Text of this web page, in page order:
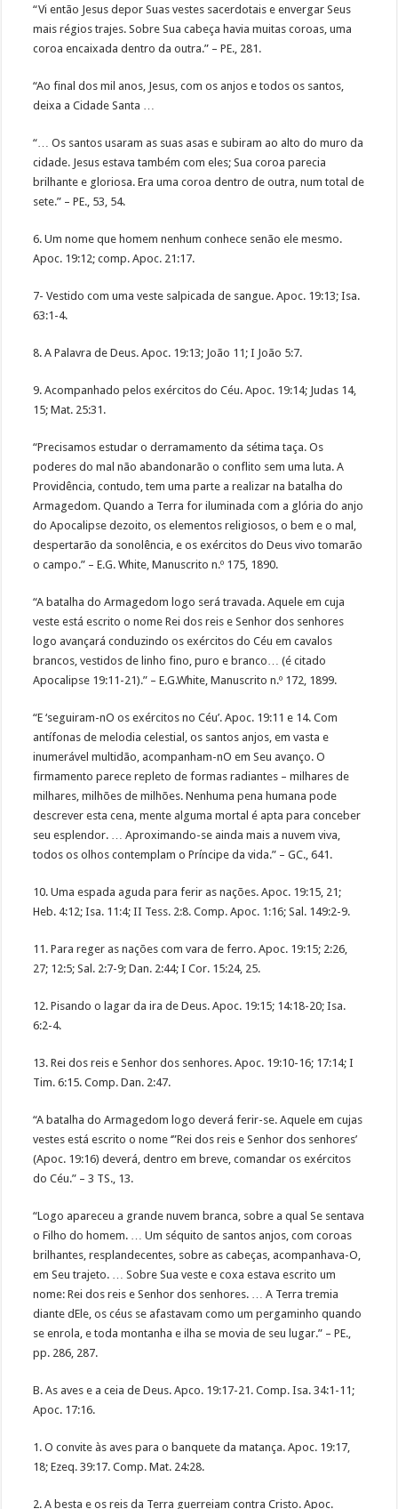
“Vi então Jesus depor Suas vestes sacerdotais e envergar Seus
mais régios trajes. Sobre Sua cabeça havia muitas coroas, uma
coroa encaixada dentro da outra.” – PE., 281.
“Ao final dos mil anos, Jesus, com os anjos e todos os santos,
deixa a Cidade Santa …
“… Os santos usaram as suas asas e subiram ao alto do muro da
cidade. Jesus estava também com eles; Sua coroa parecia
brilhante e gloriosa. Era uma coroa dentro de outra, num total de
sete.” – PE., 53, 54.
6. Um nome que homem nenhum conhece senão ele mesmo.
Apoc. 19:12; comp. Apoc. 21:17.
7- Vestido com uma veste salpicada de sangue. Apoc. 19:13; Isa.
63:1-4.
8. A Palavra de Deus. Apoc. 19:13; João 11; I João 5:7.
9. Acompanhado pelos exércitos do Céu. Apoc. 19:14; Judas 14,
15; Mat. 25:31.
“Precisamos estudar o derramamento da sétima taça. Os
poderes do mal não abandonarão o conflito sem uma luta. A
Providência, contudo, tem uma parte a realizar na batalha do
Armagedom. Quando a Terra for iluminada com a glória do anjo
do Apocalipse dezoito, os elementos religiosos, o bem e o mal,
despertarão da sonolência, e os exércitos do Deus vivo tomarão
o campo.” – E.G. White, Manuscrito n.º 175, 1890.
“A batalha do Armagedom logo será travada. Aquele em cuja
veste está escrito o nome Rei dos reis e Senhor dos senhores
logo avançará conduzindo os exércitos do Céu em cavalos
brancos, vestidos de linho fino, puro e branco… (é citado
Apocalipse 19:11-21).” – E.G.White, Manuscrito n.º 172, 1899.
“E ‘seguiram-nO os exércitos no Céu’. Apoc. 19:11 e 14. Com
antífonas de melodia celestial, os santos anjos, em vasta e
inumerável multidão, acompanham-nO em Seu avanço. O
firmamento parece repleto de formas radiantes – milhares de
milhares, milhões de milhões. Nenhuma pena humana pode
descrever esta cena, mente alguma mortal é apta para conceber
seu esplendor. … Aproximando-se ainda mais a nuvem viva,
todos os olhos contemplam o Príncipe da vida.” – GC., 641.
10. Uma espada aguda para ferir as nações. Apoc. 19:15, 21;
Heb. 4:12; Isa. 11:4; II Tess. 2:8. Comp. Apoc. 1:16; Sal. 149:2-9.
11. Para reger as nações com vara de ferro. Apoc. 19:15; 2:26,
27; 12:5; Sal. 2:7-9; Dan. 2:44; I Cor. 15:24, 25.
12. Pisando o lagar da ira de Deus. Apoc. 19:15; 14:18-20; Isa.
6:2-4.
13. Rei dos reis e Senhor dos senhores. Apoc. 19:10-16; 17:14; I
Tim. 6:15. Comp. Dan. 2:47.
“A batalha do Armagedom logo deverá ferir-se. Aquele em cujas
vestes está escrito o nome ‘”Rei dos reis e Senhor dos senhores’
(Apoc. 19:16) deverá, dentro em breve, comandar os exércitos
do Céu.” – 3 TS., 13.
“Logo apareceu a grande nuvem branca, sobre a qual Se sentava
o Filho do homem. … Um séquito de santos anjos, com coroas
brilhantes, resplandecentes, sobre as cabeças, acompanhava-O,
em Seu trajeto. … Sobre Sua veste e coxa estava escrito um
nome: Rei dos reis e Senhor dos senhores. … A Terra tremia
diante dEle, os céus se afastavam como um pergaminho quando
se enrola, e toda montanha e ilha se movia de seu lugar.” – PE.,
pp. 286, 287.
B. As aves e a ceia de Deus. Apco. 19:17-21. Comp. Isa. 34:1-11;
Apoc. 17:16.
1. O convite às aves para o banquete da matança. Apoc. 19:17,
18; Ezeq. 39:17. Comp. Mat. 24:28.
2. A besta e os reis da Terra guerreiam contra Cristo. Apoc.